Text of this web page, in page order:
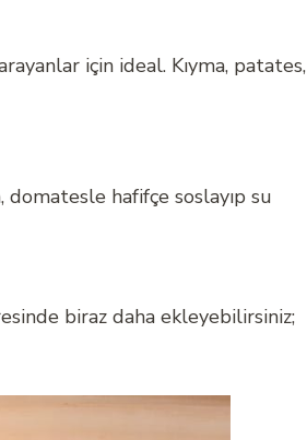
için ideal. Kıyma, patates,
domatesle hafifçe soslayıp su
biraz daha ekleyebilirsiniz;